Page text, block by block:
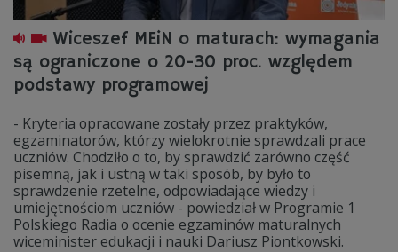
Wiceszef MEiN o maturach: wymagania
są ograniczone o 20-30 proc. względem
podstawy programowej
- Kryteria opracowane zostały przez praktyków,
egzaminatorów, którzy wielokrotnie sprawdzali prace
uczniów. Chodziło o to, by sprawdzić zarówno część
pisemną, jak i ustną w taki sposób, by było to
sprawdzenie rzetelne, odpowiadające wiedzy i
umiejętnościom uczniów - powiedział w Programie 1
Polskiego Radia o ocenie egzaminów maturalnych
wiceminister edukacji i nauki Dariusz Piontkowski.